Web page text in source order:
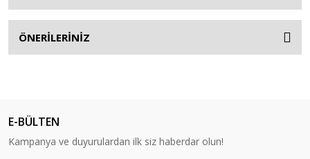
ÖNERİLERİNİZ
E-BÜLTEN
Kampanya ve duyurulardan ilk siz haberdar olun!